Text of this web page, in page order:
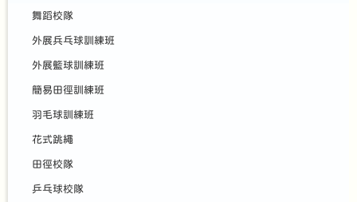
舞蹈校隊
外展兵乓球訓練班
外展籃球訓練班
簡易田徑訓練班
羽毛球訓練班
花式跳繩
田徑校隊
乒乓球校隊